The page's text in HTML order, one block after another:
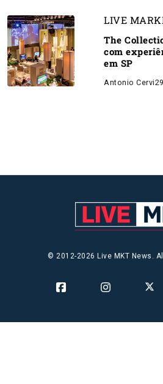
LIVE
The
com
em SP
Antonio Cervi
© 2012-2026 Live MKT News.